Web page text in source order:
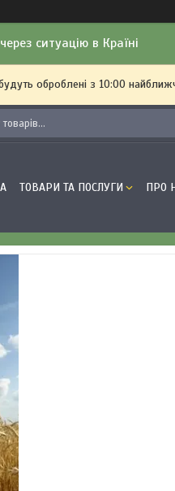
ситуацію в Країні
оброблені з 10:00
ТОВАРИ ТА ПОСЛУГИ ПРО